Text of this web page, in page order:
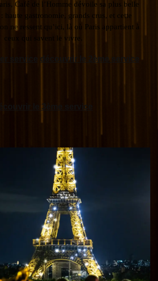
Café de l’Homme dévoile sa plus belle
haute gastronomie, grands crus, et cette
ne ressent qu’ici, là où Paris appartient à
ceux qui savent le vivre.
service découvrir le 2ème service
le 3ème service